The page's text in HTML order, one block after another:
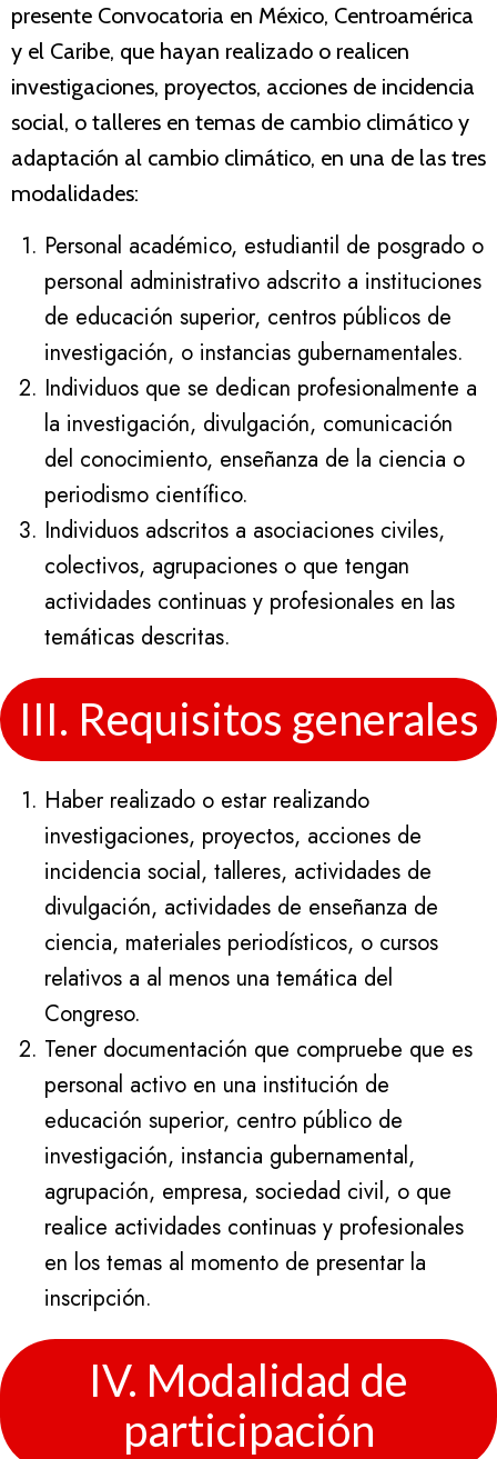
presente Convocatoria en México, Centroamérica
y el Caribe, que hayan realizado o realicen
investigaciones, proyectos, acciones de incidencia
social, o talleres en temas de cambio climático y
adaptación al cambio climático, en una de las tres
modalidades:
Personal académico, estudiantil de posgrado o
personal administrativo adscrito a instituciones
de educación superior, centros públicos de
investigación, o instancias gubernamentales.
Individuos que se dedican profesionalmente a
la investigación, divulgación, comunicación
del conocimiento, enseñanza de la ciencia o
periodismo científico.
Individuos adscritos a asociaciones civiles,
colectivos, agrupaciones o que tengan
actividades continuas y profesionales en las
temáticas descritas.
III. Requisitos generales
Haber realizado o estar realizando
investigaciones, proyectos, acciones de
incidencia social, talleres, actividades de
divulgación, actividades de enseñanza de
ciencia, materiales periodísticos, o cursos
relativos a al menos una temática del
Congreso.
Tener documentación que compruebe que es
personal activo en una institución de
educación superior, centro público de
investigación, instancia gubernamental,
agrupación, empresa, sociedad civil, o que
realice actividades continuas y profesionales
en los temas al momento de presentar la
inscripción.
IV. Modalidad de
participación